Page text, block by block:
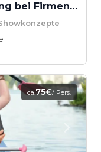
Liveband für beste Stimmung bei Firmenevents
ca.75€/ Pers.